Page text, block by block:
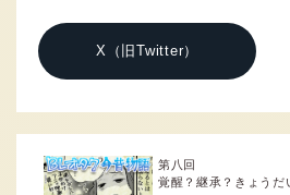
X（旧Twitter）
第八回
覚醒？継承？きょうだ